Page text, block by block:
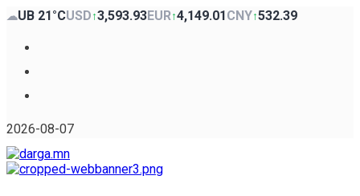
Skip
content
☁UB 21°CUSD↑3,593.93EUR↑4,149.01CNY↑532.39
2026-08-07